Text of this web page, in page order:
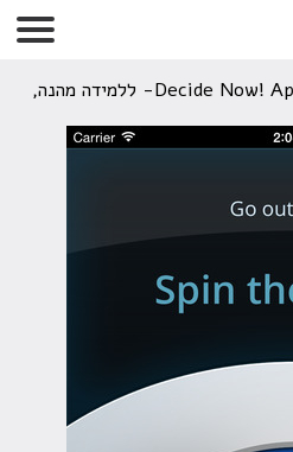
Decide Now! App- ללמידה מהנה,